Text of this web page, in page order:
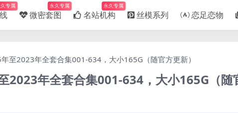
专属
微密套图
永久专属
名站机构
永久专属
丝模系列 恋足恋物
至2023年全套合集001-634，大小165G（随官方更新）
2023年全套合集001-634，大小165G（随